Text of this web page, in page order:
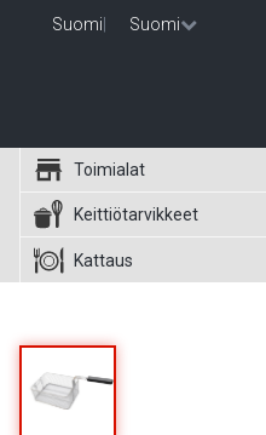
Suomi Suomi
Toimialat
Keittiötarvikkeet
Kattaus